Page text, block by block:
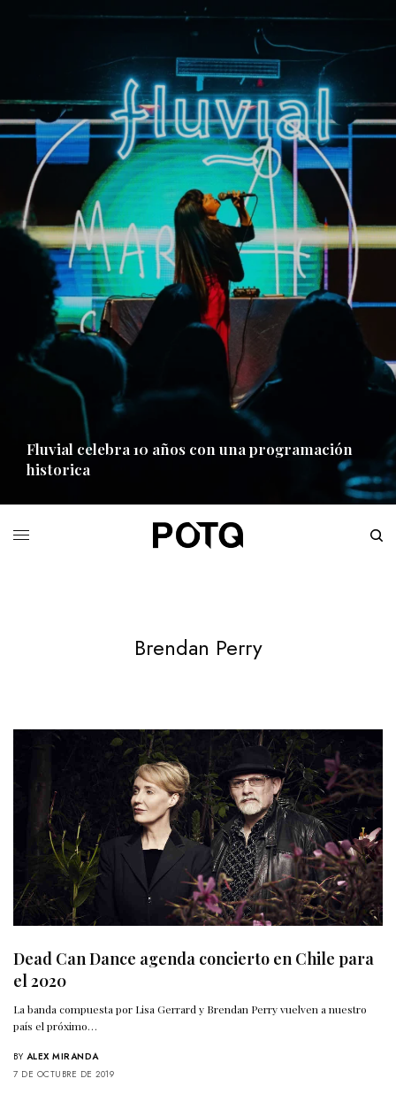
Fluvial celebra 10 años con una programación
historica
Brendan Perry
Dead Can Dance agenda concierto en Chile para
el 2020
La banda compuesta por Lisa Gerrard y Brendan Perry vuelven a nuestro
país el próximo…
BY ALEX MIRANDA
7 DE OCTUBRE DE 2019